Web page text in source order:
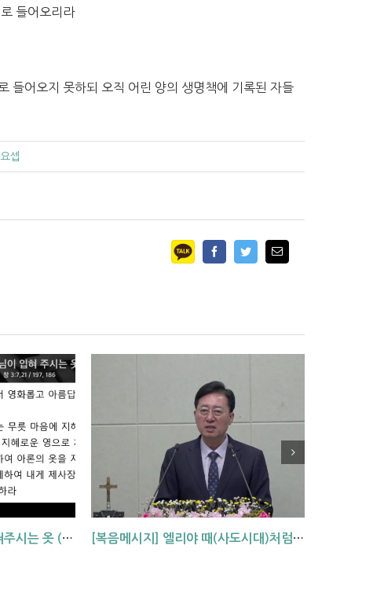
들어오리라
들어오지 못하되 오직 어린 양의 생명책에 기록된 자들
셉
FacebookTwitterEmail
[복음메시지]하나님이 입혀주시는 옷 (창 3:7,21) [복음메시지] 엘리야 때(사도시대)처럼 (왕하 2:1-14)